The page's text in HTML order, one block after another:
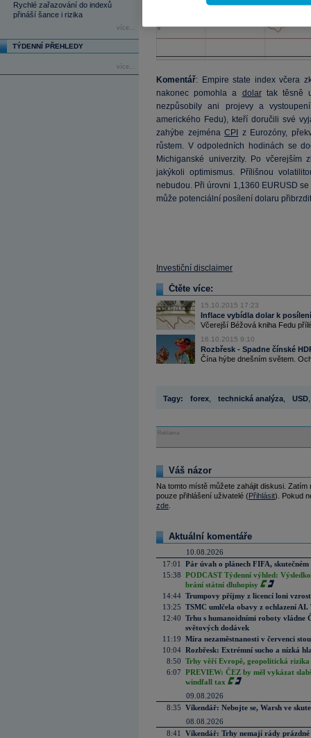
Rychlé zařazování do indexů
přináší šance i rizika
více...
TÝDENNÍ PŘEHLEDY
více...
Komentář: Empire state index včera
nakonec pomohla a dolartak těsně
nezpůsobily ani projevy a
amerického Fedu), kteří doručili své
zahýbe zejménaCPI
z Eurozóny,
růstem. V odpoledních hodinách se
Michiganské univerzity. Po včerejším
jakýkoli optimismus. Přílišnou
nebudou. Při úrovni 1,1360 EURUSD
může potenciální posílení dolaru
Investiční disclaimer
Čtěte více:
15.10.2015 17:23
Inflace vybídla dolar k posílení
Včerejší Béžová kniha Fedu
16.10.2015 9:10
Rozbřesk - Spadne čínské
Čína hýbe dnešním světem.
Tagy: forex technická analýza USD
Reklama
Váš názor
Na tomto místě můžete zahájit diskusi.
pouze přihlášení uživatelé (Přihlásit). Pokud
zde
Aktuální komentáře
10.08.2026
17:01
Pár úvah o plánech FIFA,
15:38 PODCAST Týdenní výhled:
brání státní dluhopisy
14:44 Trumpovy příjmy z licencí loni
13:25 TSMC umlčela obavy z ochlazení
12:40 Trhu s humanoidními roboty vládne
světových dodávek
11:19 Míra nezaměstnanosti v červenci
10:04 Rozbřesk: Extrémní sucho a nízká
8:50 Trhy věří Evropě, geopolitická rizika
6:07 PREVIEW: ČEZ by měl vykázat
windfall tax
09.08.2026
8:35 Víkendář: Nebojte se, Warsh ve
08.08.2026
8:41
Víkendář: Trhy nemají rády prázdné